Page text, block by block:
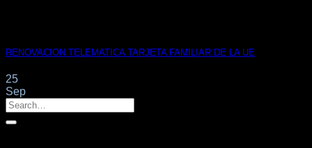
RENOVACION TELEMATICA TARJETA FAMILIAR DE LA UE
25
Sep